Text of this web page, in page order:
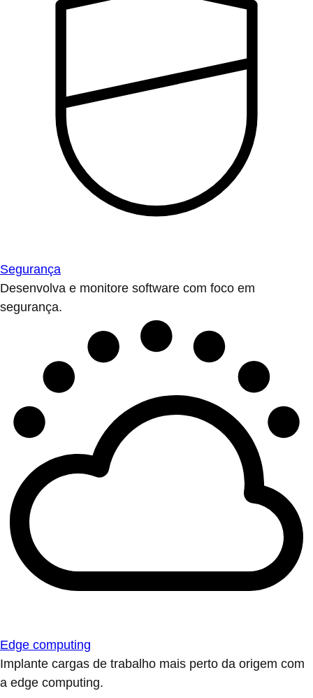
Segurança
Desenvolva e monitore software com foco em
segurança.
Edge computing
Implante cargas de trabalho mais perto da origem com
a edge computing.